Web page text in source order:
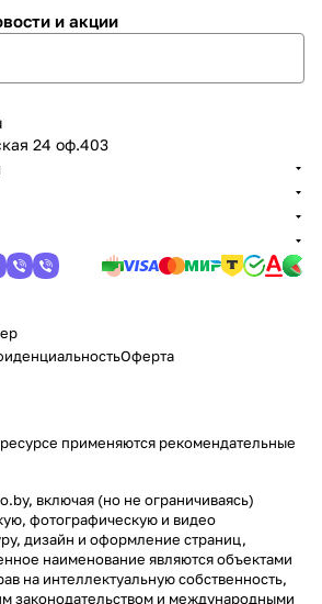
и акции
24 оф.403
Оферта
применяются рекомендательные
включая (но не ограничиваясь)
фотографическую и видео
дизайн и оформление страниц,
наименование являются объектами
на интеллектуальную собственность,
законодательством и международными